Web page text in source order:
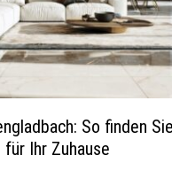
So finden
Ihr Zuhause